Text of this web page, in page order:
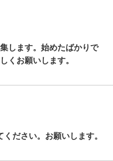
します。始めたばかりで
くお願いします。
ださい。お願いします。